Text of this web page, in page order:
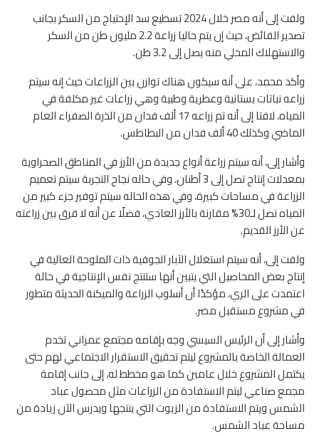
ولفت إلى أنه مصر خلال 2024 تسطيع سد الإحتياج من السكر بجانب
تصدير الفائض، حيث إن يتم حاليا زراعة 2.2 مليون طن من السكر
والاستهلاك المحلي منه يصل إلى 3.2 طن.
وأكد محمد، على أنه سيكون هناك توازن بين الزراعات حيث إنه سيتم
زراعه نباتات بستانية وعطرية وطبية وهي زراعات غير مكلفة في
المياه، لافتا إلى أنه تم زراعه 17 ألف فدان من الذرة الصفراء العام
الماضي وكذلك 40 ألف فدان من البطاطس.
وأشار إلى، أنه سيتم زراعة أنواع جديدة من الأرز في المناطق الصحراوية
بمعدلات إنتاج تصل إلى 3 أطنان، وفي حاله نجاح التجربة سيتم تعميم
الزراعة في مساحات كبيرة، وفي هذه الحاله سيتم توفير جزء كبير من
المياه تصل لـ30% مقارنة بالأرز العادي، فضلًا عن أنه لا فرق بين زراعته
عن الأرز القديم.
ولفت إلى، أنه سيتم استغلال الآبار الجوفية ذات الملوحة العالية في
إنتاج بعض المحاصيل التي يتبين أنها ستنتج نفس الإنتاجية في حالة
اعتمدت على الري، مؤكدًا أن أسلوب الزراعة والميكنة الحديثة متطور
في مشروع مستقبل مصر.
وأشار إلى أن الرئيس السيسي وجه بإقامه مجتمع عمراني تخدم
العمالة الخاصة بالمشروع ليتم تحقيق الاستقرار الاجتماعي لهم حتى
يكتمل المشروع خلال عامين كما هو مخطط له، إلى جانب إقامة
مجمع صناعي ليتم الاستفادة من الزراعات مثل محصول عباد
الشمس ويتم الاستفادة من الزيوت التي ينتجها ويدرس الآن زيادة من
مساحة عباد الشمس.